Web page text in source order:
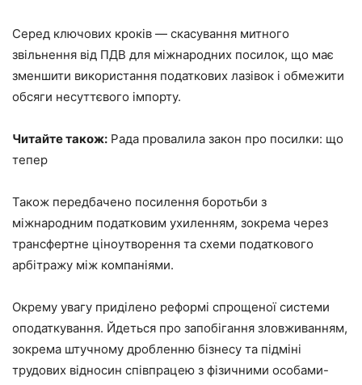
Серед ключових кроків — скасування митного
звільнення від ПДВ для міжнародних посилок, що має
зменшити використання податкових лазівок і обмежити
обсяги несуттєвого імпорту.
Читайте також: Рада провалила закон про посилки: що
тепер
Також передбачено посилення боротьби з
міжнародним податковим ухиленням, зокрема через
трансфертне ціноутворення та схеми податкового
арбітражу між компаніями.
Окрему увагу приділено реформі спрощеної системи
оподаткування. Йдеться про запобігання зловживанням,
зокрема штучному дробленню бізнесу та підміні
трудових відносин співпрацею з фізичними особами-